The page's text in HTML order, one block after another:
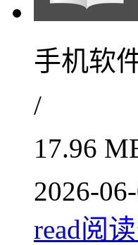
手机软
/
17.96
2026-
read阅